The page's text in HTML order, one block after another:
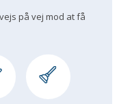
på vej mod at få